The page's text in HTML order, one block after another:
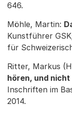
646.
Möhle, Martin:
Kunstführer
für
Ritter, Markus
hören, und nicht
Inschriften im
2014.